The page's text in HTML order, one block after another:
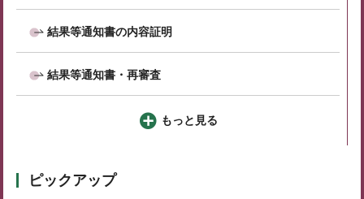
結果等通知書の内容証明
結果等通知書・再審査
もっと見る
ピックアップ